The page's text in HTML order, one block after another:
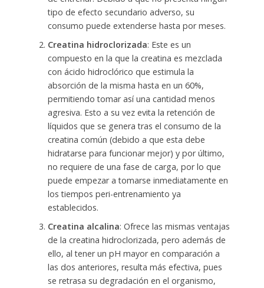
tipo de efecto secundario adverso, su
consumo puede extenderse hasta por meses.
Creatina hidroclorizada: Este es un
compuesto en la que la creatina es mezclada
con ácido hidroclórico que estimula la
absorción de la misma hasta en un 60%,
permitiendo tomar así una cantidad menos
agresiva. Esto a su vez evita la retención de
líquidos que se genera tras el consumo de la
creatina común (debido a que esta debe
hidratarse para funcionar mejor) y por último,
no requiere de una fase de carga, por lo que
puede empezar a tomarse inmediatamente en
los tiempos peri-entrenamiento ya
establecidos.
Creatina alcalina: Ofrece las mismas ventajas
de la creatina hidroclorizada, pero además de
ello, al tener un pH mayor en comparación a
las dos anteriores, resulta más efectiva, pues
se retrasa su degradación en el organismo,